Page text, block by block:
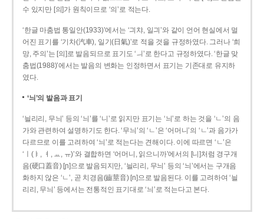
수 있지만 [의]가 원칙이므로 ‘의’로 적는다.
‘한글 마춤법 통일안(1933)’에서는 ‘긔챠, 일긔’와 같이 언어 현실에서 멀
어진 표기를 ‘기차(汽車), 일기(日氣)’로 적을 것을 규정하였다. 그러나 ‘희
망, 주의’는 [의]로 발음되므로 표기도 ‘ㅢ’로 한다고 규정하였다. ‘한글 맞
춤법(1988)’에서는 발음의 변화는 인정하면서 표기는 기존대로 유지하
였다.
‘늬’의 발음과 표기
‘늴리리, 무늬’ 등의 ‘늬’를 ‘니’로 읽지만 표기는 ‘늬’로 하는 것을 ‘ㄴ’의 음
가와 관련하여 설명하기도 한다. ‘무늬’의 ‘ㄴ’은 ‘어머니’의 ‘ㄴ’과 음가가
다르므로 이를 고려하여 ‘늬’로 적는다는 견해이다. 이에 따르면 ‘ㄴ’은
‘ㅣ(ㅑ, ㅕ, ㅛ, ㅠ)’와 결합하면 ‘어머니, 읽으니까’에서의 [니]처럼 경구개
음(硬口蓋音) [ɲ]으로 발음되지만, ‘늴리리, 무늬’ 등의 ‘늬’에서는 구개음
화하지 않은 ‘ㄴ’, 곧 치경음(齒莖音) [n]으로 발음된다. 이를 고려하여 ‘늴
리리, 무늬’ 등에서는 전통적인 표기대로 ‘늬’로 적는다고 본다.